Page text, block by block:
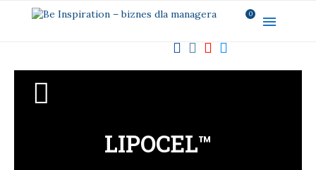
0
LIPOCEL™